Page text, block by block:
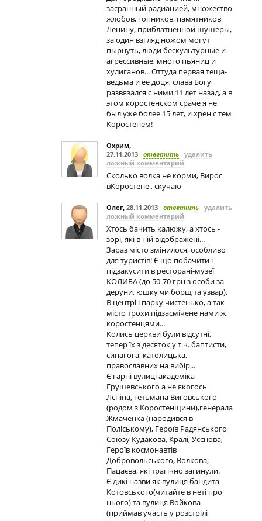
засранный радиацией, множество
жлобов, гопников, памятников
Ленину, приблатненной шушеры,
за один взгляд ножом могут
пырнуть, люди бескультурные и
агрессивные, много пьяниц и
хулиганов... Оттуда первая теща-
ведьма и ее доця, слава Богу
развязался с ними 11 лет назад, а в
этом коростенском сраче я не
был уже более 15 лет, и хрен с тем
Коростенем!
Охрим,
27.11.2013 ответить удалить
ложный комментарий
Сколько волка не корми, Вирос
вКоростене , скучаю
Олег, 28.11.2013 ответить удалить
ложный комментарий
Хтось бачить калюжу, а хтось -
зорі, які в ній відображені...
Зараз місто змінилося, особливо
для туристів! Є що побачити і
підзакусити в ресторані-музеї
КОЛИБА (до 50-70 грн з особи за
деруни, юшку чи борщ та узвар).
В центрі і парку чистенько, а так
місто трохи підзасмічене нами ж,
коростенцями...
Колись церкви були відсутні,
тепер їх з десяток у т.ч. баптисти,
синагога, католицька,
православних на вибір...
Є гарні вулиці академіка
Грушевського а не якогось
Лєніна, гетьмана Виговського
(родом з Коростенщини),генерала
Жмаченка (народився в
Поліському), Героїв Радянського
Союзу Кудакова, Кралі, Усєнова,
Героїв космонавтів
Добровольського, Волкова,
Пацаєва, які трагічно загинули.
Є дикі назви як вулиця бандита
Котовського(читайте в неті про
нього) та вулиця Войкова
(приймав участь у розстрілі